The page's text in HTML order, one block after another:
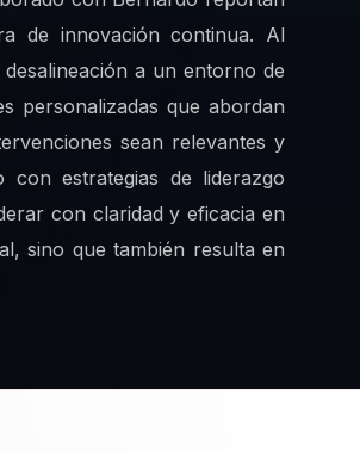
de innovación continua. Al
a un entorno de
personalizadas que abordan
sean relevantes y
con estrategias de liderazgo
con claridad y eficacia en
sino que también resulta en